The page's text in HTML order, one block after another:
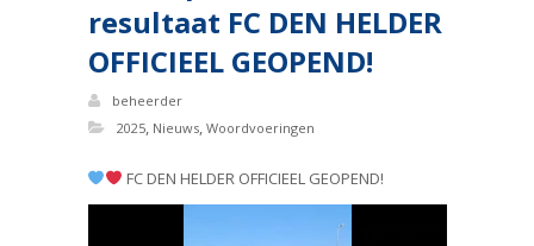
resultaat FC DEN HELDER
OFFICIEEL GEOPEND!
beheerder
2025, Nieuws, Woordvoeringen
FC DEN HELDER OFFICIEEL GEOPEND!